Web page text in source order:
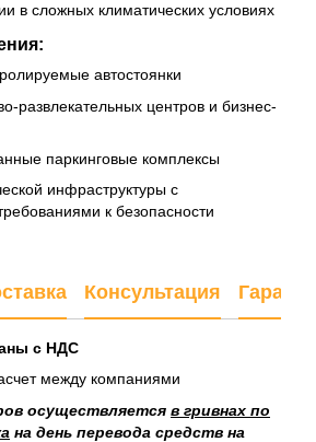
в сложных климатических условиях
автостоянки
развлекательных центров и бизнес-
паркинговые комплексы
инфраструктуры с
к безопасности
Консультация
с НДС
между компаниями
осуществляется в гривнах по
на день перевода средств на